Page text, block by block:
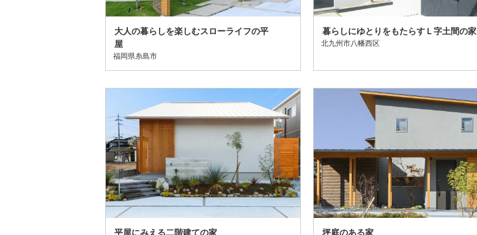
大人の暮らしを楽しむスローライフの平
屋
福岡県糸島市
暮らしにゆとりをもたらすＬ字土間の家
北九州市八幡西区
平屋にみえる二階建ての家 坪庭のある家